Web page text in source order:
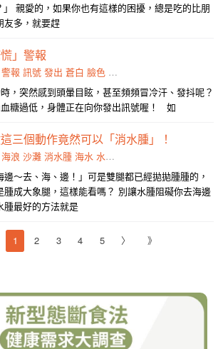
親愛的，如果你也有這樣的困擾，總是吃的比朋
友多，就要趕
」警報
警報 訊號 發出 蒼白 臉色 嚇壞
，突然感到頭暈目眩，甚至頻頻冒冷汗、發抖呢？
糖過低，身體正在向你發出訊號喔！ 如
三個動作竟然可以「消水腫」！
海浪 沙灘 消水腫 海水 水壓
邊～去、海、邊！」可是雙腿都已經拋拋腫腫的，
腫成大象腿，這樣能看嗎？ 別讓水腫阻礙你去海邊
腫最好的方法就是
1 2 3 4 5 〉 》